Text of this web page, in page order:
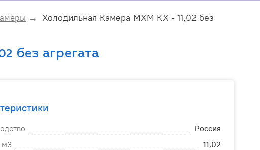
Холодильная Камера МХМ КХ - 11,02 без
без агрегата
Россия
м3
11,02